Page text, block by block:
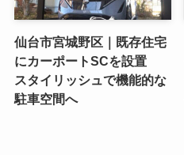
仙台市宮城野区｜既存住宅
にカーポートSCを設置
スタイリッシュで機能的な
駐車空間へ